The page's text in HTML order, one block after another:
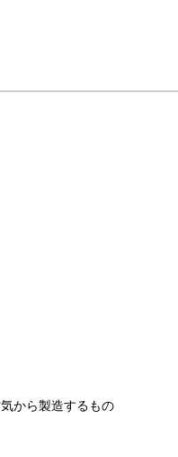
から製造するもの